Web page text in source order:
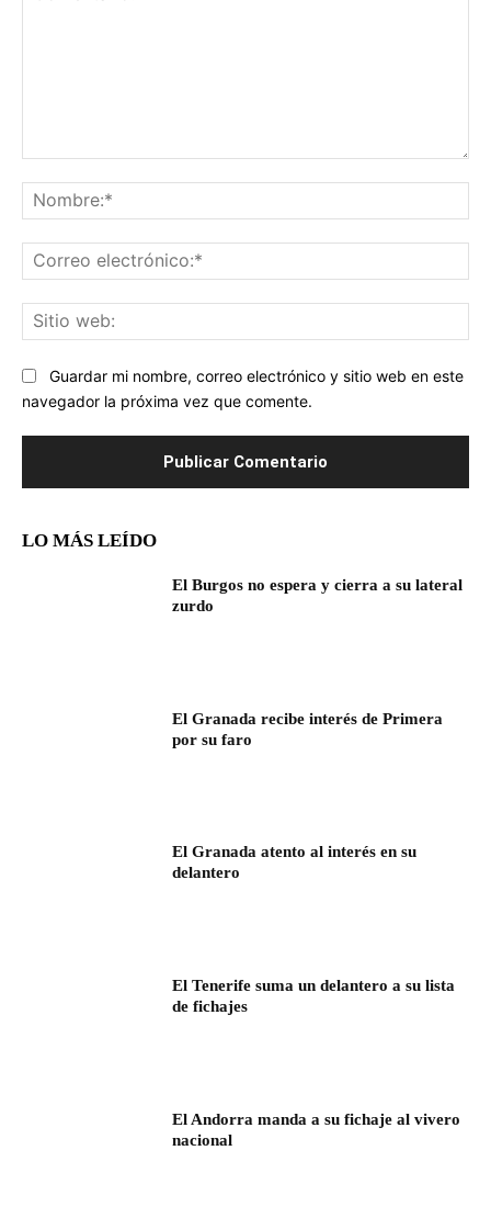
Guardar mi nombre, correo electrónico y sitio web en este
navegador la próxima vez que comente.
LO MÁS LEÍDO
El Burgos no espera y cierra a su lateral
zurdo
El Granada recibe interés de Primera
por su faro
El Granada atento al interés en su
delantero
El Tenerife suma un delantero a su lista
de fichajes
El Andorra manda a su fichaje al vivero
nacional